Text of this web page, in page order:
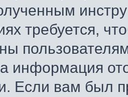
требуется,
информация
Если вам был